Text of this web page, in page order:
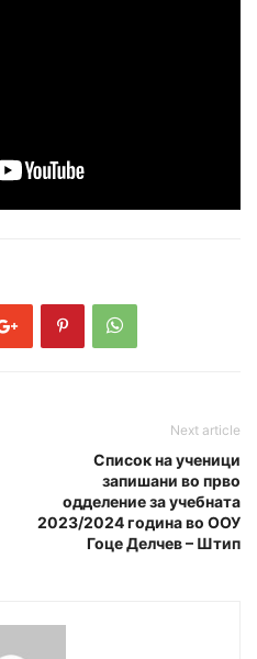
Next article
Список на ученици
запишани во прво
одделение за учебната
2023/2024 година во ООУ
Гоце Делчев – Штип